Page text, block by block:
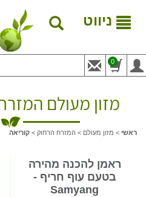
ניווט
0
מזון מעולם
ראשי > מזון מעולם > המזרח הרחוק > קוריאה
ראמן להכנה מהירה
בטעם עוף חריף -
Samyang